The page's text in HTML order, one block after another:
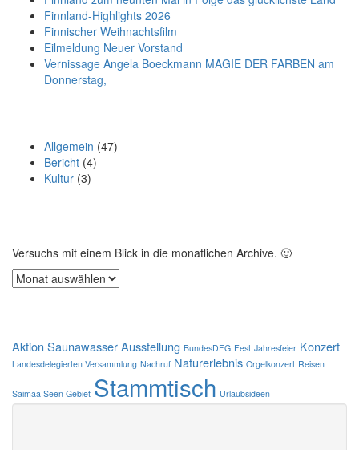
Finnland-Highlights 2026
Finnischer Weihnachtsfilm
Eilmeldung Neuer Vorstand
Vernissage Angela Boeckmann MAGIE DER FARBEN am
Donnerstag,
Allgemein (47)
Bericht (4)
Kultur (3)
Versuchs mit einem Blick in die monatlichen Archive. 🙂
Archive
Aktion SaunawasserAusstellung BundesDFG Fest Jahresfeier Konzert
Landesdelegierten Versammlung Nachruf Naturerlebnis Orgelkonzert Reisen
Saimaa Seen Gebiet Stammtisch Urlaubsideen